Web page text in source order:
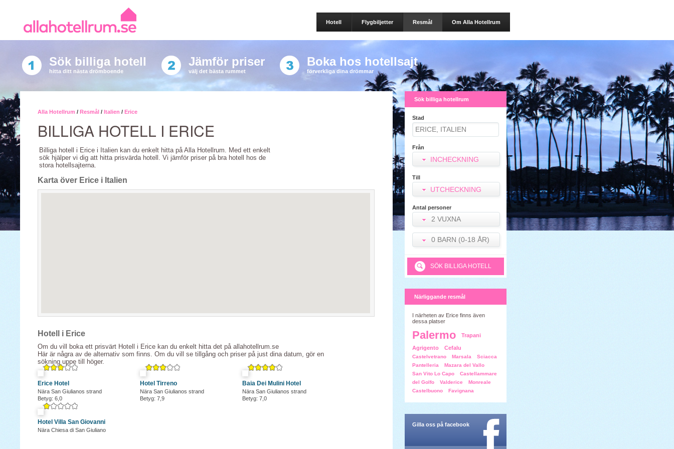
Hotell Flygbiljetter Resmål Om Alla Hotellrum
Sök billiga hotell
hitta ditt nästa drömboende
Jämför priser
välj det bästa rummet
Boka hos hotellsajt
förverkliga dina drömmar
Alla Hotellrum / Resmål / Italien / Erice
BILLIGA HOTELL I ERICE
Billiga hotell i Erice i Italien kan du enkelt hitta på Alla Hotellrum. Med ett enkelt
sök hjälper vi dig att hitta prisvärda hotell. Vi jämför priser på bra hotell hos de
stora hotellsajterna.
Karta över Erice i Italien
Hotell i Erice
Om du vill boka ett prisvärt Hotell i Erice kan du enkelt hitta det på allahotellrum.se
Här är några av de alternativ som finns. Om du vill se tillgång och priser på just dina datum, gör en
sökning uppe till höger.
Erice Hotel
Nära San Giulianos strand
Betyg: 6,0
Hotel Tirreno
Nära San Giulianos strand
Betyg: 7,9
Baia Dei Mulini Hotel
Nära San Giulianos strand
Betyg: 7,0
Hotel Villa San Giovanni
Nära Chiesa di San Giuliano
Sök billiga hotellrum
Stad
Från
INCHECKNING
Till
UTCHECKNING
Antal personer
2 VUXNA
0 BARN (0-18 ÅR)
SÖK BILLIGA HOTELL
Närliggande resmål
I närheten av Erice finns även
dessa platser
Palermo Trapani
Agrigento Cefalu
Castelvetrano Marsala
Sciacca
Pantelleria
Mazara del Vallo
San Vito Lo Capo
Castellammare
del Golfo
Valderice
Monreale
Castelbuono
Favignana
Gilla oss på facebook